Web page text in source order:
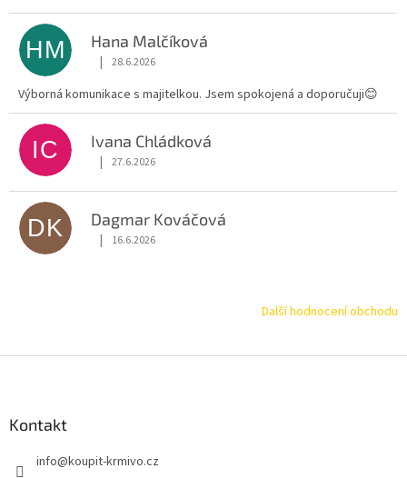
HM Hana Malčíková
Hodnocení obchodu je 5 z 5 hvězdiček.
| 28.6.2026
Výborná komunikace s majitelkou. Jsem spokojená a doporučuji😊
IC Ivana Chládková
Hodnocení obchodu je 5 z 5 hvězdiček.
| 27.6.2026
DK Dagmar Kováčová
Hodnocení obchodu je 5 z 5 hvězdiček.
| 16.6.2026
Další hodnocení obchodu
Kontakt
info@koupit-krmivo.cz